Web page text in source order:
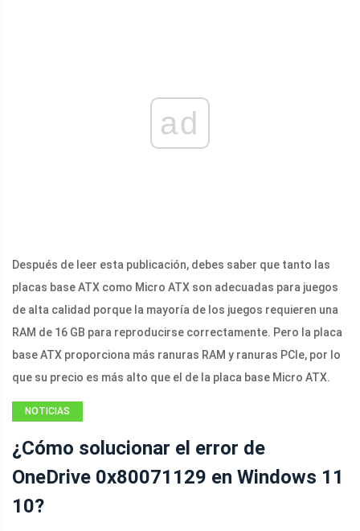
ad
Después de leer esta publicación, debes saber que tanto las
placas base ATX como Micro ATX son adecuadas para juegos
de alta calidad porque la mayoría de los juegos requieren una
RAM de 16 GB para reproducirse correctamente. Pero la placa
base ATX proporciona más ranuras RAM y ranuras PCIe, por lo
que su precio es más alto que el de la placa base Micro ATX.
NOTICIAS
¿Cómo solucionar el error de
OneDrive 0x80071129 en Windows 11
10?